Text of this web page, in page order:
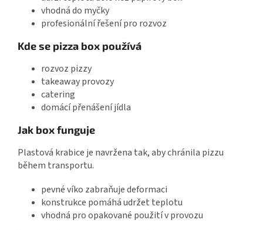
vhodná do myčky
profesionální řešení pro rozvoz
Kde se pizza box používá
rozvoz pizzy
takeaway provozy
catering
domácí přenášení jídla
Jak box funguje
Plastová krabice je navržena tak, aby chránila pizzu
během transportu.
pevné víko zabraňuje deformaci
konstrukce pomáhá udržet teplotu
vhodná pro opakované použití v provozu